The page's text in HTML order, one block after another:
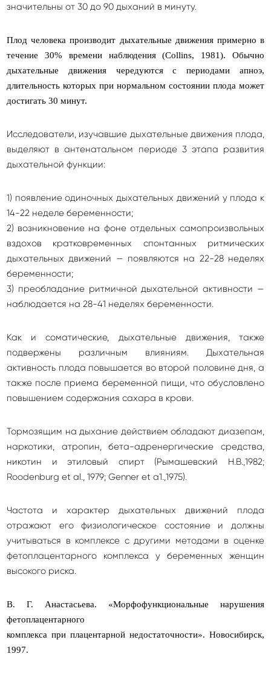
значительны от 30 до 90 дыханий в минуту.
Плод человека производит дыхательные движения примерно в
течение 30% времени наблюдения (Соllins, 1981). Обычно
дыхательные движения чередуются с периодами апноэ,
длительность которых при нормальном состоянии плода может
достигать 30 минут.
Исследователи, изучавшие дыхательные движения плода,
выделяют в антенатальном периоде 3 этапа развития
дыхательной функции:
1) появление одиночных дыхательных движений у плода к
14-22 неделе беременности;
2) возникновение на фоне отдельных самопроизвольных
вздохов кратковременных спонтанных ритмических
дыхательных движений — появляются на 22-28 неделях
беременности;
3) преобладание ритмичной дыхательной активности —
наблюдается на 28-41 неделях беременности.
Как и соматические, дыхательные движения, также
подвержены различным влияниям. Дыхательная
активность плода повышается во второй половине дня, а
также после приема беременной пищи, что обусловлено
повышением содержания сахара в крови.
Тормозящим на дыхание действием обладают диазепам,
наркотики, атропин, бета-адренергические средства,
никотин и этиловый спирт (Рымашевский Н.В.,1982;
Roodenburg et al., 1979; Genner et а1.,1975).
Частота и характер дыхательных движений плода
отражают его физиологическое состояние и должны
учитываться в комплексе с другими методами в оценке
фетоплацентарного комплекса у беременных женщин
высокого риска.
В. Г. Анастасьева. «Морфофункциональные нарушения
фетоплацентарного
комплекса при плацентарной недостаточности». Новосибирск,
1997.